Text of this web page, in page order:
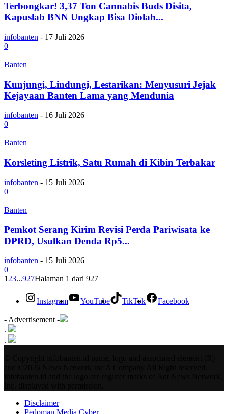
Terbongkar! 3,37 Ton Cannabis Buds Disita,
Kapuslab BNN Ungkap Bisa Diolah...
infobanten - 17 Juli 2026
0
Banten
Kunjungi, Lindungi, Lestarikan: Menyusuri Jejak
Kejayaan Banten Lama yang Mendunia
infobanten - 16 Juli 2026
0
Banten
Korsleting Listrik, Satu Rumah di Kibin Terbakar
infobanten - 15 Juli 2026
0
Banten
Pemkot Serang Kirim Revisi Perda Pariwisata ke
DPRD, Usulkan Denda Rp5...
infobanten - 15 Juli 2026
0
1 23...927Halaman 1 dari 927
Instagram YouTube TikTok Facebook
- Advertisement -
.
.
Disclaimer